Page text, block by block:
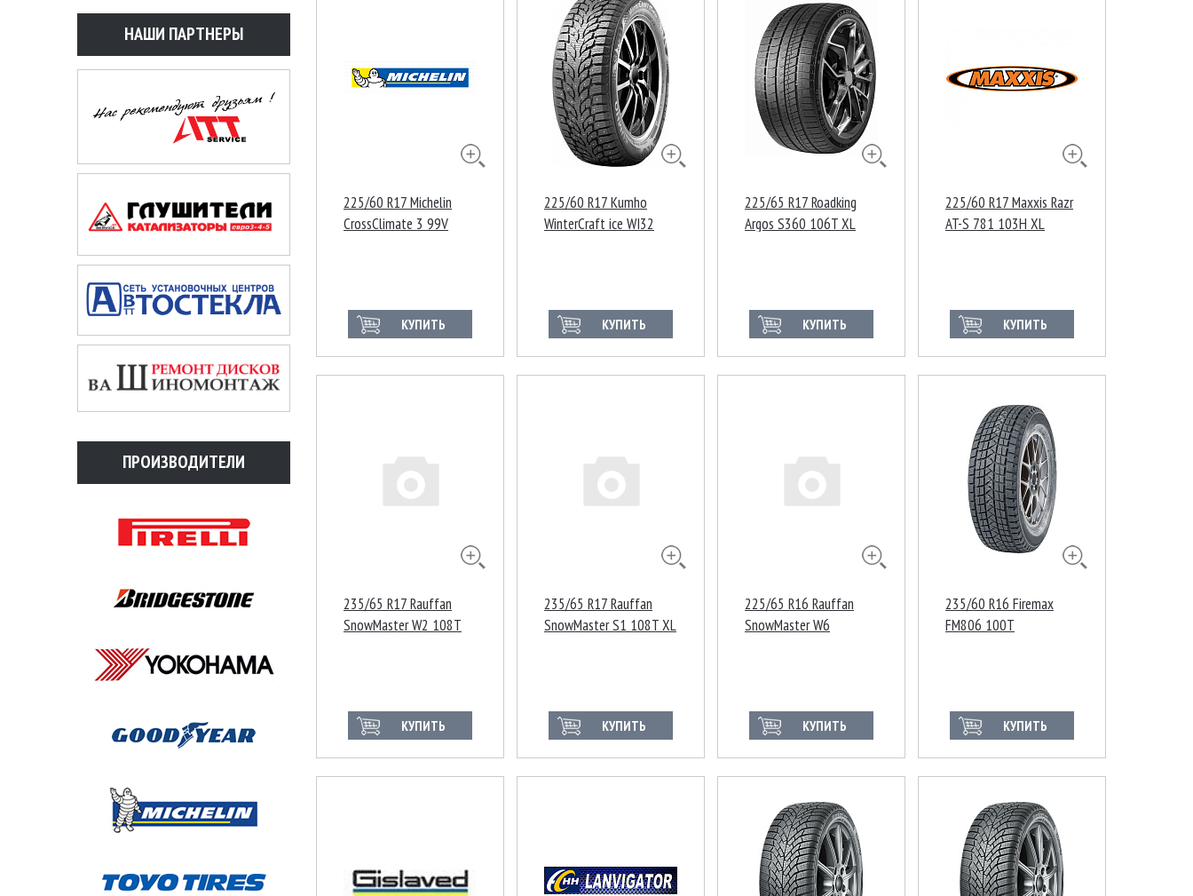
НАШИ ПАРТНЕРЫ
ПРОИЗВОДИТЕЛИ
225/60 R17 Michelin
CrossClimate 3 99V
КУПИТЬ
225/60 R17 Kumho
WinterCraft ice WI32
КУПИТЬ
225/65 R17 Roadking
Argos S360 106T XL
КУПИТЬ
225/60 R17 Maxxis Razr
AT-S 781 103H XL
КУПИТЬ
235/65 R17 Rauffan
SnowMaster W2 108T
КУПИТЬ
235/65 R17 Rauffan
SnowMaster S1 108T XL
КУПИТЬ
225/65 R16 Rauffan
SnowMaster W6
КУПИТЬ
235/60 R16 Firemax
FM806 100T
КУПИТЬ